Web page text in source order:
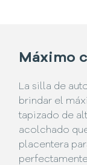
Máximo
La silla de
brindar el
tapizado de
acolchado
placentera